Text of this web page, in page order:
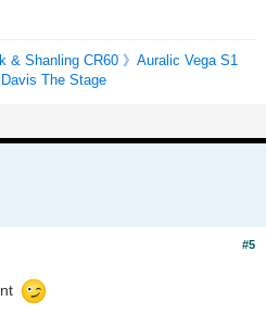
& Shanling CR60 》Auralic Vega S1
The Stage
#5